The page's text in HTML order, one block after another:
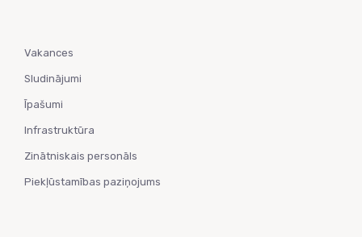
Vakances
Sludinājumi
Īpašumi
Infrastruktūra
Zinātniskais personāls
Piekļūstamības paziņojums